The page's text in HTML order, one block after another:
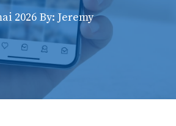
2026 By: Jeremy